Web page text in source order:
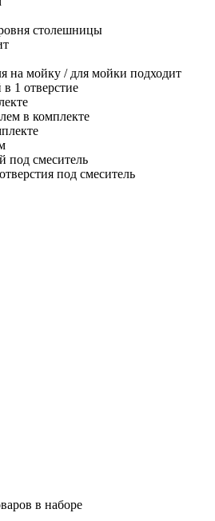
столешницы
на мойку / для мойки подходит
1 отверстие
в комплекте
под смеситель
под смеситель
в наборе